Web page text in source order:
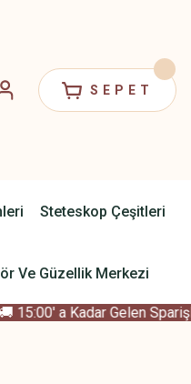
SEPET
Steteskop Çeşitleri
Ve Güzellik Merkezi
a Kadar Gelen Sparişler